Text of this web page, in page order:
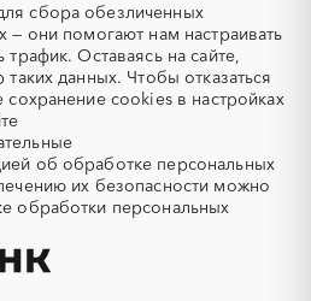
Аквариумы
Алкогольная продукция
Алмазная резка
Аммоний
Антенны
сбора обезличенных
— они помогают нам настраивать
Оставаясь на сайте,
данных. Чтобы отказаться
cookies в настройках
об обработке персональных
их безопасности можно
обработки персональных